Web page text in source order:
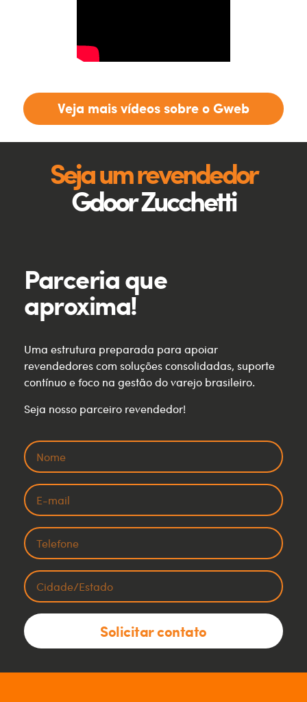
Veja mais vídeos sobre o Gweb
Seja um revendedor
Gdoor Zucchetti
Parceria que
aproxima!
Uma estrutura preparada para apoiar
revendedores com soluções consolidadas, suporte
contínuo e foco na gestão do varejo brasileiro.
Seja nosso parceiro revendedor!
Solicitar contato